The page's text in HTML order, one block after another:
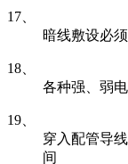
17、
暗线敷设必
18、
各种强、弱
19、
穿入配管导
间